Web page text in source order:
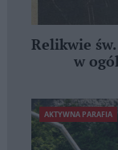
Relikwie
w
AKTYWNA PARAFIA